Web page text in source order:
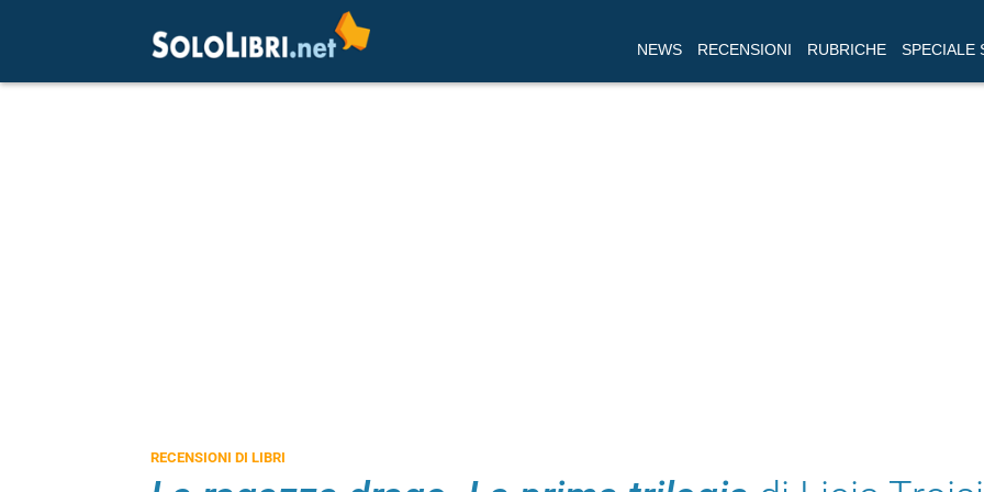
NEWS RECENSIONI RUBRICHE SPECIALE
RECENSIONI DI LIBRI